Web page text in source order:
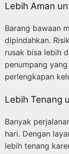
Lebih Aman
Barang bawaan
dipindahkan.
rusak bisa lebih
penumpang
perlengkapan
Lebih Tenang
Banyak
hari. Dengan
lebih tenang